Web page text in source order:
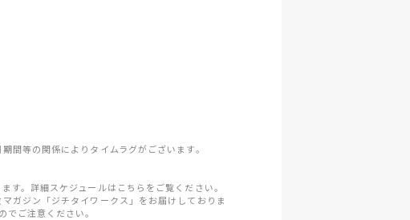
間等の関係によりタイムラグがございます。
。詳細スケジュールはこちらをご覧ください。
ガジン「ジチタイワークス」をお届けしておりま
ご注意ください。